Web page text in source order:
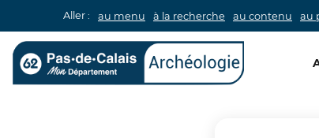
Aller : au menu à la recherche au contenu au
Archéologie 62